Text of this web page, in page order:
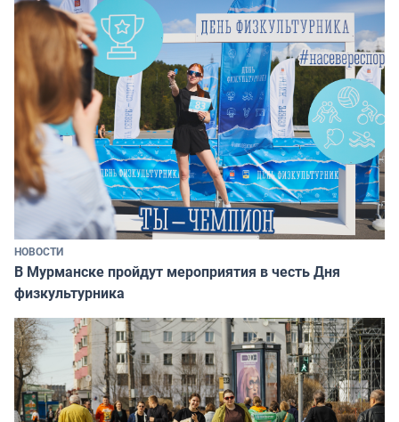
НОВОСТИ
В Мурманске пройдут мероприятия в честь Дня
физкультурника